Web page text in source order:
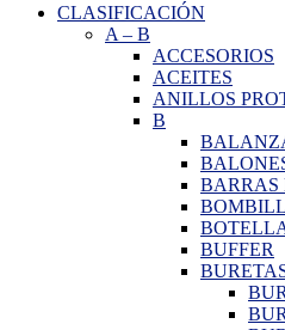
CLASIFICACIÓN
A – B
ACCESORIOS
ACEITES
ANILLOS
B
BARRAS
BUFFER